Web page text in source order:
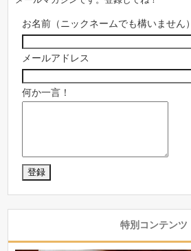
お名前（ニックネームでも構いません）
メールアドレス
何か一言！
特別コンテンツ